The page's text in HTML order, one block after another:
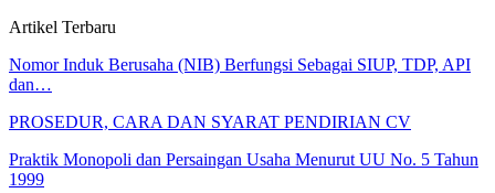
Artikel Terbaru
Nomor Induk Berusaha (NIB) Berfungsi Sebagai SIUP, TDP, API
dan…
PROSEDUR, CARA DAN SYARAT PENDIRIAN CV
Praktik Monopoli dan Persaingan Usaha Menurut UU No. 5 Tahun
1999